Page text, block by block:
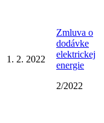
1. 2. 2022
Zmluva o
dodávke
elektrickej
energie
2/2022